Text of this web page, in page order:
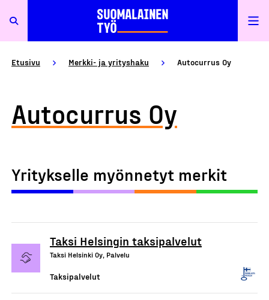
Etusivu Merkki- ja yrityshaku Autocurrus Oy
Autocurrus Oy
Yritykselle myönnetyt merkit
Taksi Helsingin taksipalvelut
Taksi Helsinki Oy, Palvelu
Taksipalvelut